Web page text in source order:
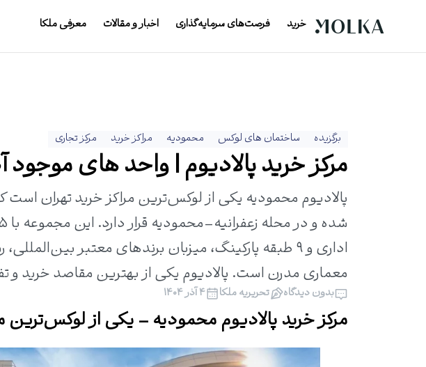
خرید فرصت‌های سرمایه‌گذاری اخبار و مقالات معرفی ملکا
برگزیده ساختمان های لوکس محمودیه مراکز خرید مرکز تجاری
مرکز خرید پالادیوم | واحد های موجود آذر
پالادیوم محمودیه یکی از لوکس‌ترین مراکز خرید تهران
اداری و ۹ طبقه پارکینگ، میزبان برندهای معتبر
معماری مدرن است. پالادیوم یکی از بهترین مقاصد خرید و
بدون دیدگاه تحریریه ملکا ۴ آذر ۱۴۰۴
مرکز خرید پالادیوم محمودیه – یکی از